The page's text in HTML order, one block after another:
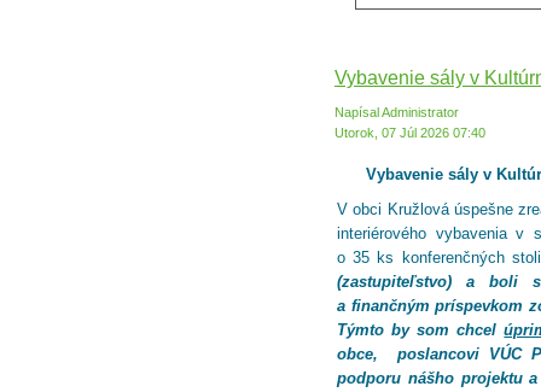
Vybavenie sály v
Napísal Administrator
Utorok, 07 Júl 2026 07:40
Vybavenie sály v
V obci Kružlová úspešne
interiérového vybavenia v
o 35 ks konferenčných
(zastupiteľstvo) a boli
a finančným príspevkom
Týmto by som chcel
obce, poslancovi VÚC
podporu nášho projektu